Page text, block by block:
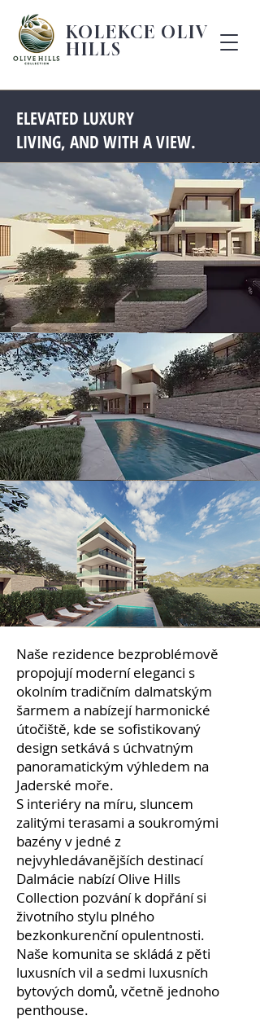
KOLEKCE OLIVE
HILLS
ELEVATED LUXURY
LIVING, AND WITH A VIEW.
Naše rezidence bezproblémově
propojují moderní eleganci s
okolním tradičním dalmatským
šarmem a nabízejí harmonické
útočiště, kde se sofistikovaný
design setkává s úchvatným
panoramatickým výhledem na
Jaderské moře.
S interiéry na míru, sluncem
zalitými terasami a soukromými
bazény v jedné z
nejvyhledávanějších destinací
Dalmácie nabízí Olive Hills
Collection pozvání k dopřání si
životního stylu plného
bezkonkurenční opulentnosti.
Naše komunita se skládá z pěti
luxusních vil a sedmi luxusních
bytových domů, včetně jednoho
penthouse.